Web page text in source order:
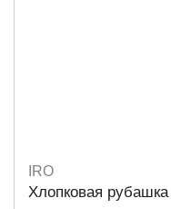
Размеры
IRO
Хлопковая рубашка